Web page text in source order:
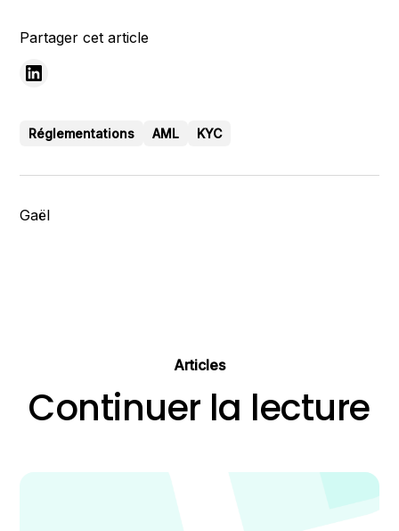
Partager cet article
KYC
AML
Réglementations
Gaël
Articles
Continuer la lecture